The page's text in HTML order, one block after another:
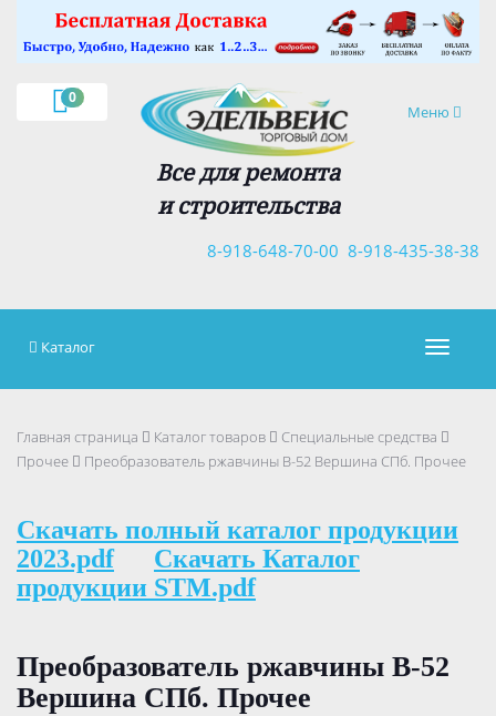
0
Навигация
Меню
Все для ремонта
и строительства
8-918-435-38-38
8-918-648-70-00
×
Каталог
Главная страница Каталог товаров
Специальные средства
Прочее
Преобразователь ржавчины В-52 Вершина СПб. Прочее
Скачать полный каталог продукции
2023.pdf
Скачать Каталог
продукции STM.pdf
Преобразователь ржавчины В-52
Вершина СПб. Прочее